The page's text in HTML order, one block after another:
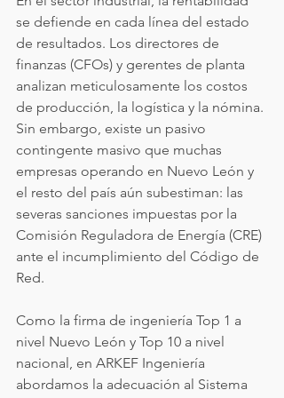
se defiende en cada línea del estado
de resultados. Los directores de
finanzas (CFOs) y gerentes de planta
analizan meticulosamente los costos
de producción, la logística y la nómina.
Sin embargo, existe un pasivo
contingente masivo que muchas
empresas operando en Nuevo León y
el resto del país aún subestiman: las
severas sanciones impuestas por la
Comisión Reguladora de Energía (CRE)
ante el incumplimiento del Código de
Red.
Como la firma de ingeniería Top 1 a
nivel Nuevo León y Top 10 a nivel
nacional, en ARKEF Ingeniería
abordamos la adecuación al Sistema